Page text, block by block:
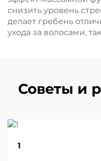
снизить уровень
делает гребень
ухода за волосами,
Советы и
1